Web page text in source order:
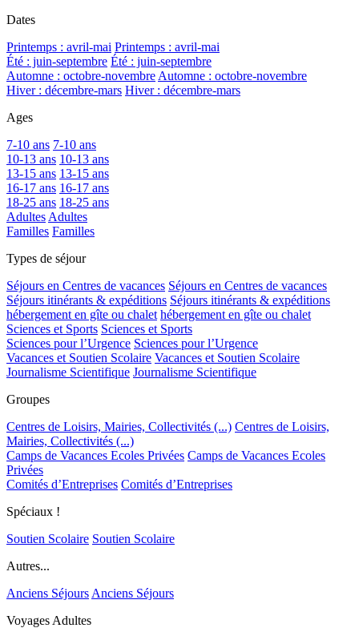
Dates
Printemps : avril-mai Printemps : avril-mai
Été : juin-septembre Été : juin-septembre
Automne : octobre-novembre Automne : octobre-novembre
Hiver : décembre-mars Hiver : décembre-mars
Ages
7-10 ans 7-10 ans
10-13 ans 10-13 ans
13-15 ans 13-15 ans
16-17 ans 16-17 ans
18-25 ans 18-25 ans
Adultes Adultes
Familles Familles
Types de séjour
Séjours en Centres de vacances Séjours en Centres de vacances
Séjours itinérants & expéditions Séjours itinérants & expéditions
hébergement en gîte ou chalet hébergement en gîte ou chalet
Sciences et Sports Sciences et Sports
Sciences pour l’Urgence Sciences pour l’Urgence
Vacances et Soutien Scolaire Vacances et Soutien Scolaire
Journalisme Scientifique Journalisme Scientifique
Groupes
Centres de Loisirs, Mairies, Collectivités (...) Centres de Loisirs,
Mairies, Collectivités (...)
Camps de Vacances Ecoles Privées Camps de Vacances Ecoles
Privées
Comités d’Entreprises Comités d’Entreprises
Spéciaux !
Soutien Scolaire Soutien Scolaire
Autres...
Anciens Séjours Anciens Séjours
Voyages Adultes